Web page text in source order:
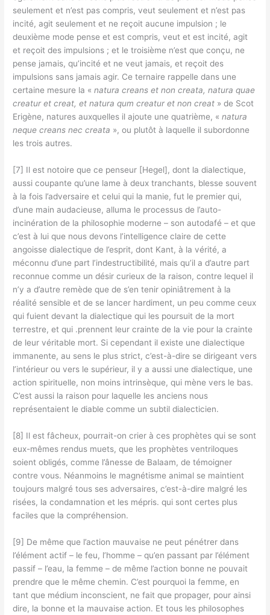
seulement et n’est pas compris, veut seulement et n’est pas
incité, agit seulement et ne reçoit aucune impulsion ; le
deuxième mode pense et est compris, veut et est incité, agit
et reçoit des impulsions ; et le troisième n’est que conçu, ne
pense jamais, qu’incité et ne veut jamais, et reçoit des
impulsions sans jamais agir. Ce ternaire rappelle dans une
certaine mesure la «natura creans et non creata, natura quae
creatur et creat, et natura qum creatur et non creat » de Scot
Erigène, natures auxquelles il ajoute une quatrième, «natura
neque creans nec creata », ou plutôt à laquelle il subordonne
les trois autres.
[7] Il est notoire que ce penseur [Hegel], dont la dialectique,
aussi coupante qu’une lame à deux tranchants, blesse souvent
à la fois l’adversaire et celui qui la manie, fut le premier qui,
d’une main audacieuse, alluma le processus de l’auto-
incinération de la philosophie moderne – son autodafé – et que
c’est à lui que nous devons l’intelligence claire de cette
angoisse dialectique de l’esprit, dont Kant, à la vérité, a
méconnu d’une part l’indestructibilité, mais qu’il a d’autre part
reconnue comme un désir curieux de la raison, contre lequel il
n’y a d’autre remède que de s’en tenir opiniâtrement à la
réalité sensible et de se lancer hardiment, un peu comme ceux
qui fuient devant la dialectique qui les poursuit de la mort
terrestre, et qui .prennent leur crainte de la vie pour la crainte
de leur véritable mort. Si cependant il existe une dialectique
immanente, au sens le plus strict, c’est-à-dire se dirigeant vers
l’intérieur ou vers le supérieur, il y a aussi une dialectique, une
action spirituelle, non moins intrinsèque, qui mène vers le bas.
C’est aussi la raison pour laquelle les anciens nous
représentaient le diable comme un subtil dialecticien.
[8] Il est fâcheux, pourrait-on crier à ces prophètes qui se sont
eux-mêmes rendus muets, que les prophètes ventriloques
soient obligés, comme l’ânesse de Balaam, de témoigner
contre vous. Néanmoins le magnétisme animal se maintient
toujours malgré tous ses adversaires, c’est-à-dire malgré les
risées, la condamnation et les mépris. qui sont certes plus
faciles que la compréhension.
[9] De même que l’action mauvaise ne peut pénétrer dans
l’élément actif – le feu, l’homme – qu’en passant par l’élément
passif – l’eau, la femme – de même l’action bonne ne pouvait
prendre que le même chemin. C’est pourquoi la femme, en
tant que médium inconscient, ne fait que propager, pour ainsi
dire, la bonne et la mauvaise action. Et tous les philosophes